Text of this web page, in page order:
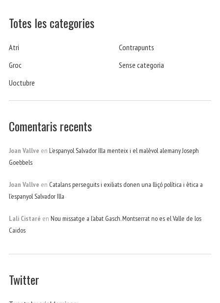
Totes les categories
Atri
Contrapunts
Groc
Sense categoria
Uoctubre
Comentaris recents
Joan Vallve en L’espanyol Salvador Illa menteix i el malèvol alemany Joseph
Goebbels
Joan Vallve en Catalans perseguits i exiliats donen una lliçó política i ètica a
l’espanyol Salvador Illa
Lali Cistaré en Nou missatge a l’abat Gasch. Montserrat no es el Valle de los
Caidos
Twitter